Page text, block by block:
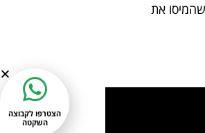
את
הצטרפו לקבוצה
השקטה